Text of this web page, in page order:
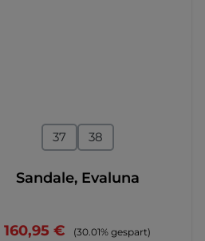
auswählen
37 38
Sandale, Evaluna
Verkaufspreis:
160,95 € Regulärer Preis:
(30.01% gespart)